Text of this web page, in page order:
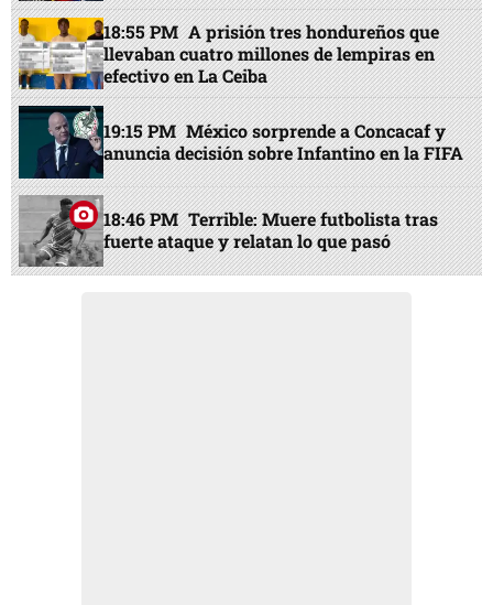
18:55 PM A prisión tres hondureños que
llevaban cuatro millones de lempiras en
efectivo en La Ceiba
19:15 PM México sorprende a Concacaf y
anuncia decisión sobre Infantino en la FIFA
18:46 PM Terrible: Muere futbolista tras
fuerte ataque y relatan lo que pasó